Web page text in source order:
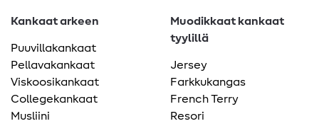
Kankaat arkeen
Puuvillakankaat
Pellavakankaat
Viskoosikankaat
Collegekankaat
Musliini
Muodikkaat kankaat
tyylillä
Jersey
Farkkukangas
French Terry
Resori